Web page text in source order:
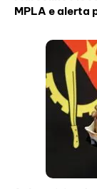
MPLA e alerta